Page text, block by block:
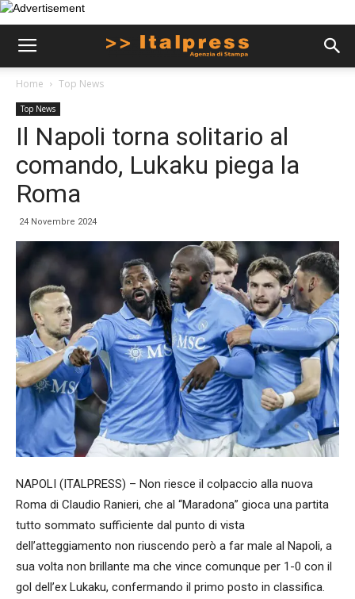
Home Top News
Top News
Il Napoli torna solitario al
comando, Lukaku piega la
Roma
24 Novembre 2024
NAPOLI (ITALPRESS) – Non riesce il colpaccio alla nuova
Roma di Claudio Ranieri, che al “Maradona” gioca una partita
tutto sommato sufficiente dal punto di vista
dell’atteggiamento non riuscendo però a far male al Napoli, a
sua volta non brillante ma che vince comunque per 1-0 con il
gol dell’ex Lukaku, confermando il primo posto in classifica.